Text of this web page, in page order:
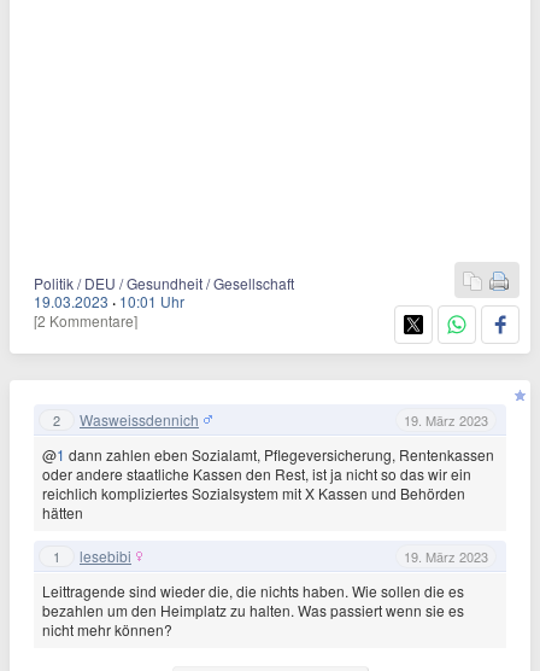
Politik / DEU / Gesundheit / Gesellschaft
19.03.2023 · 10:01 Uhr
[2 Kommentare]
2 Wasweissdennich 19. März 2023
@1 dann zahlen eben Sozialamt, Pflegeversicherung, Rentenkassen
oder andere staatliche Kassen den Rest, ist ja nicht so das wir ein
reichlich kompliziertes Sozialsystem mit X Kassen und Behörden
hätten
1 lesebibi 19. März 2023
Leittragende sind wieder die, die nichts haben. Wie sollen die es
bezahlen um den Heimplatz zu halten. Was passiert wenn sie es
nicht mehr können?